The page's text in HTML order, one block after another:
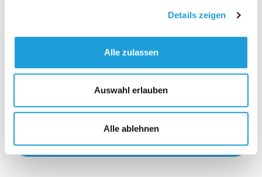
Details zeigen
Alle zulassen
Auswahl erlauben
Alle ablehnen
Senden